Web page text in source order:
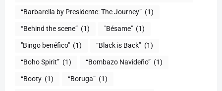
“Barbarella by Presidente: The Journey” (1)
“Behind the scene” (1) "Bésame" (1)
"Bingo benéfico" (1) “Black is Back” (1)
“Boho Spirit” (1) “Bombazo Navideño” (1)
“Booty (1) “Boruga” (1)